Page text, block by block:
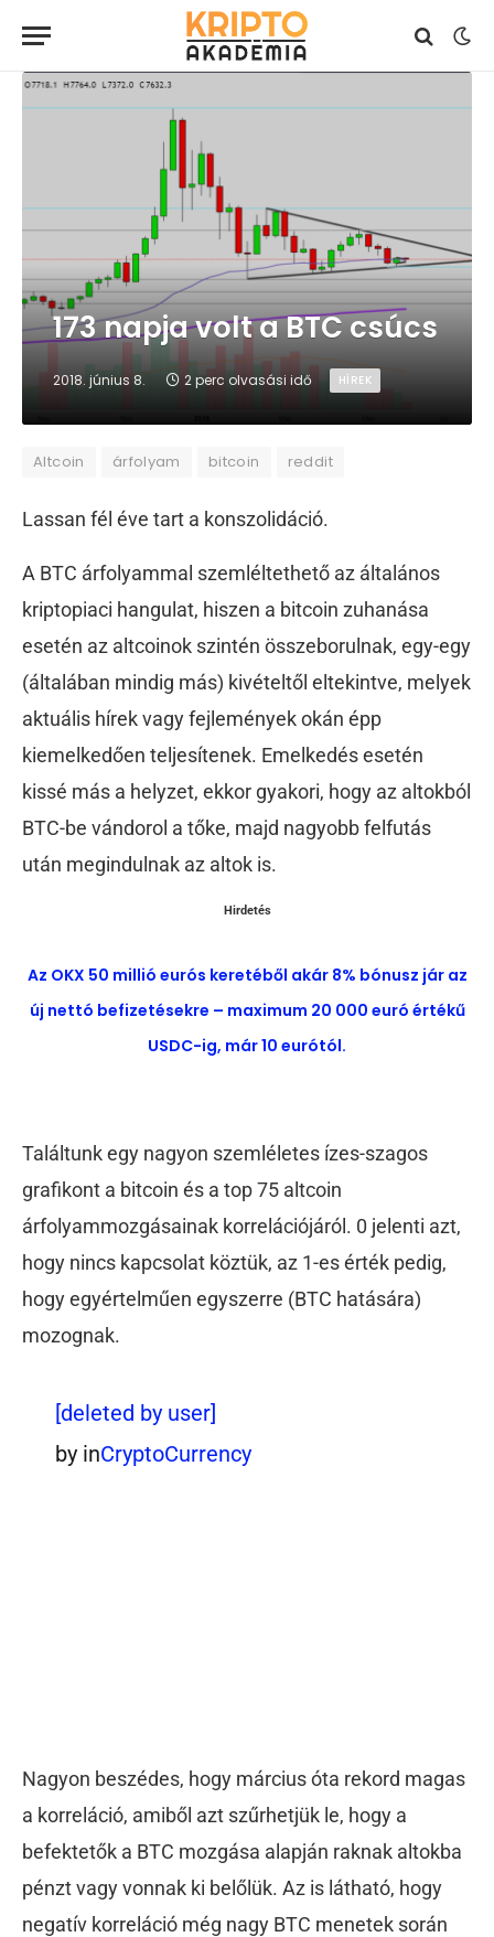
173 napja volt a BTC csúcs
2018. június 8. 2 perc olvasási idő HÍREK
Altcoin árfolyam bitcoin reddit
Lassan fél éve tart a konszolidáció.
A BTC árfolyammal szemléltethető az általános
kriptopiaci hangulat, hiszen a bitcoin zuhanása
esetén az altcoinok szintén összeborulnak, egy-egy
(általában mindig más) kivételtől eltekintve, melyek
aktuális hírek vagy fejlemények okán épp
kiemelkedően teljesítenek. Emelkedés esetén
kissé más a helyzet, ekkor gyakori, hogy az altokból
BTC-be vándorol a tőke, majd nagyobb felfutás
után megindulnak az altok is.
Hirdetés
Az OKX 50 millió eurós keretéből akár 8% bónusz jár az
új nettó befizetésekre – maximum 20 000 euró értékű
USDC-ig, már 10 eurótól.
Találtunk egy nagyon szemléletes ízes-szagos
grafikont a bitcoin és a top 75 altcoin
árfolyammozgásainak korrelációjáról. 0 jelenti azt,
hogy nincs kapcsolat köztük, az 1-es érték pedig,
hogy egyértelműen egyszerre (BTC hatására)
mozognak.
[deleted by user]
by inCryptoCurrency
Nagyon beszédes, hogy március óta rekord magas
a korreláció, amiből azt szűrhetjük le, hogy a
befektetők a BTC mozgása alapján raknak altokba
pénzt vagy vonnak ki belőlük. Az is látható, hogy
negatív korreláció még nagy BTC menetek során